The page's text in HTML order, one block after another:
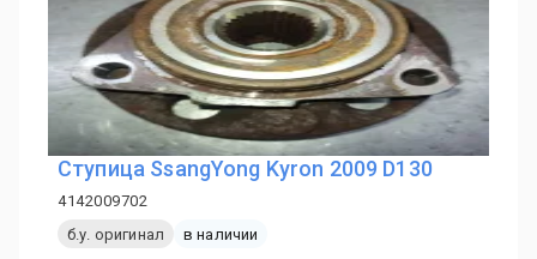
Ступица SsangYong Kyron 2009 D130
4142009702
б.у. оригинал
в наличии